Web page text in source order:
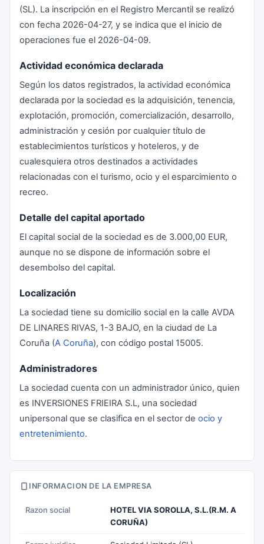
(SL). La inscripción en el Registro Mercantil se realizó
con fecha 2026-04-27, y se indica que el inicio de
operaciones fue el 2026-04-09.
Actividad económica declarada
Según los datos registrados, la actividad económica
declarada por la sociedad es la adquisición, tenencia,
explotación, promoción, comercialización, desarrollo,
administración y cesión por cualquier título de
establecimientos turísticos y hoteleros, y de
cualesquiera otros destinados a actividades
relacionadas con el turismo, ocio y el esparcimiento o
recreo.
Detalle del capital aportado
El capital social de la sociedad es de 3.000,00 EUR,
aunque no se dispone de información sobre el
desembolso del capital.
Localización
La sociedad tiene su domicilio social en la calle AVDA
DE LINARES RIVAS, 1-3 BAJO, en la ciudad de La
Coruña (A Coruña), con código postal 15005.
Administradores
La sociedad cuenta con un administrador único, quien
es INVERSIONES FRIEIRA S.L, una sociedad
unipersonal que se clasifica en el sector de ocio y
entretenimiento.
INFORMACION DE LA EMPRESA
Razon social
HOTEL VIA SOROLLA, S.L.(R.M. A
CORUÑA)